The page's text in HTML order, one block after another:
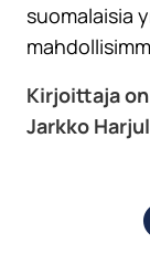
suomalaisia
Kirjoittaja
Jarkko